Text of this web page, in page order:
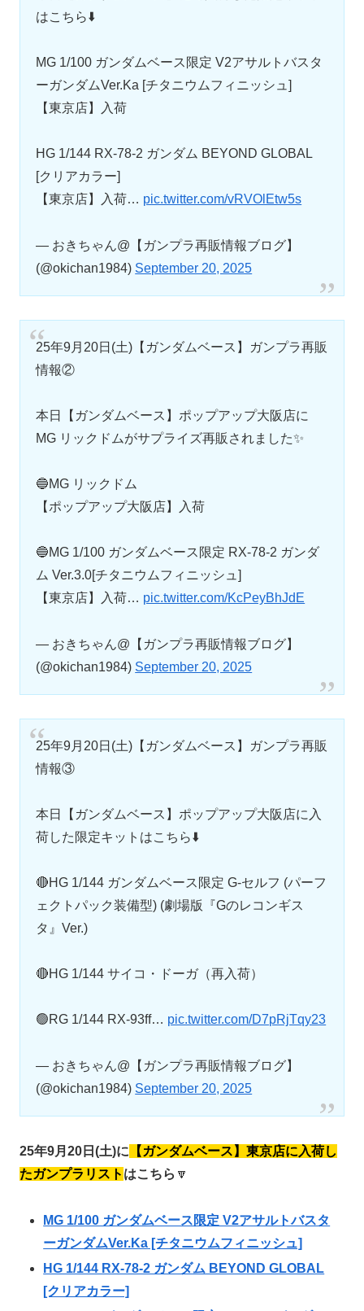
はこちら⬇️
MG 1/100 ガンダムベース限定 V2アサルトバスタ
ーガンダムVer.Ka [チタニウムフィニッシュ]
【東京店】入荷
HG 1/144 RX-78-2 ガンダム BEYOND GLOBAL
[クリアカラー]
【東京店】入荷… pic.twitter.com/vRVOlEtw5s
— おきちゃん@【ガンプラ再販情報ブログ】
(@okichan1984) September 20, 2025
25年9月20日(土)【ガンダムベース】ガンプラ再販
情報②
本日【ガンダムベース】ポップアップ大阪店に
MG リックドムがサプライズ再販されました✨
🔵MG リックドム
【ポップアップ大阪店】入荷
🔵MG 1/100 ガンダムベース限定 RX-78-2 ガンダ
ム Ver.3.0[チタニウムフィニッシュ]
【東京店】入荷… pic.twitter.com/KcPeyBhJdE
— おきちゃん@【ガンプラ再販情報ブログ】
(@okichan1984) September 20, 2025
25年9月20日(土)【ガンダムベース】ガンプラ再販
情報③
本日【ガンダムベース】ポップアップ大阪店に入
荷した限定キットはこちら⬇️
🔴HG 1/144 ガンダムベース限定 G-セルフ (パーフ
ェクトパック装備型) (劇場版『Gのレコンギス
タ』Ver.)
🔴HG 1/144 サイコ・ドーガ（再入荷）
🟢RG 1/144 RX-93ff… pic.twitter.com/D7pRjTqy23
— おきちゃん@【ガンプラ再販情報ブログ】
(@okichan1984) September 20, 2025
25年9月20日(土)に 【ガンダムベース】東京店に入荷し
たガンプラリスト はこちら 🔽
MG 1/100 ガンダムベース限定 V2アサルトバスタ
ーガンダムVer.Ka [チタニウムフィニッシュ]
HG 1/144 RX-78-2 ガンダム BEYOND GLOBAL
[クリアカラー]